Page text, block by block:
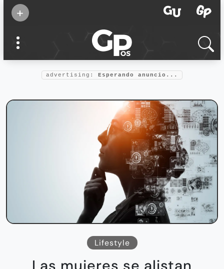
+
confianza
Foro salud
advertising: Esperando anuncio...
Lifestyle